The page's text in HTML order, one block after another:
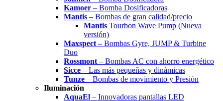
Kamoer – Bomba Dosificadoras
Mantis – Bombas de gran calidad/precio
Mantis Tourbon Wave Pump (Nueva
versión)
Maxspect – Bombas Gyre, JUMP & Turbine
Duo
Rossmont – Bombas AC con ahorro energético
Sicce – Las más pequeñas y dinámicas
Tunze – Bombas de movimiento y Presión
Iluminación
AquaEl – Innovadoras pantallas LED